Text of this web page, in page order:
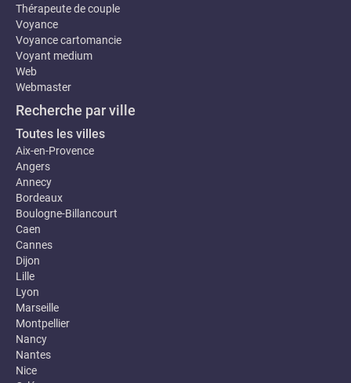
Thérapeute de couple
Voyance
Voyance cartomancie
Voyant medium
Web
Webmaster
Recherche par ville
Toutes les villes
Aix-en-Provence
Angers
Annecy
Bordeaux
Boulogne-Billancourt
Caen
Cannes
Dijon
Lille
Lyon
Marseille
Montpellier
Nancy
Nantes
Nice